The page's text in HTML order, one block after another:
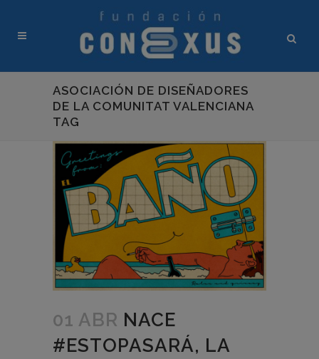
ASOCIACIÓN DE DISEÑADORES
DE LA COMUNITAT VALENCIANA
TAG
01 ABR NACE
#ESTOPASARÁ, LA